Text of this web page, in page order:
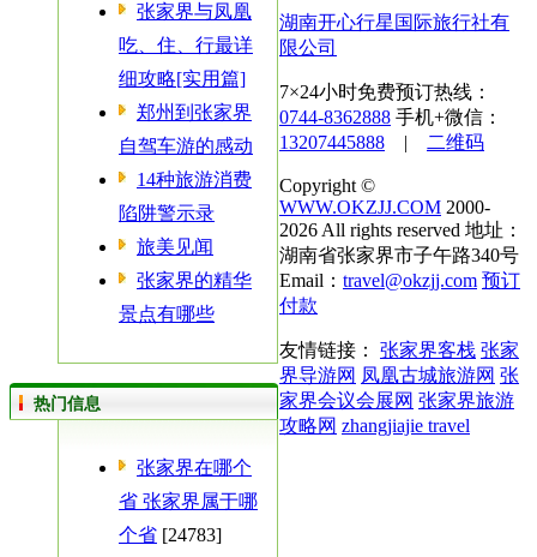
张家界与凤凰
吃、住、行最详
细攻略[实用篇]
郑州到张家界
自驾车游的感动
14种旅游消费
陷阱警示录
旅美见闻
张家界的精华
景点有哪些
热门信息
张家界在哪个
省 张家界属于哪
个省 [24783]
湖南开心行星国际旅行社有
限公司
7×24小时免费预订热线：
0744-8362888 手机+微信：
13207445888 | 二维码
Copyright ©
WWW.OKZJJ.COM 2000-
2026 All rights reserved 地址：
湖南省张家界市子午路340号
Email： travel@okzjj.com 预订
付款
友情链接： 张家界客栈 张家
界导游网 凤凰古城旅游网 张
家界会议会展网 张家界旅游
攻略网 zhangjiajie travel